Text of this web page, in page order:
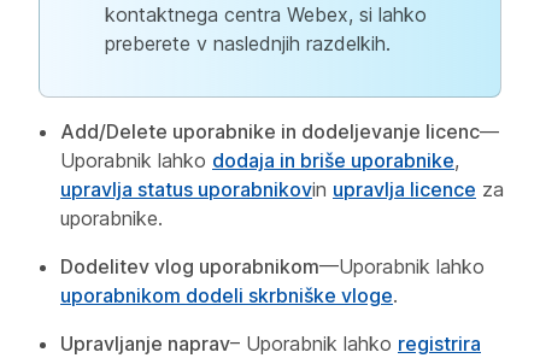
kontaktnega centra Webex, si lahko
preberete v naslednjih razdelkih.
Add/Delete uporabnike in dodeljevanje licenc—
Uporabnik lahko dodaja in briše uporabnike,
upravlja status uporabnikovin upravlja licence za
uporabnike.
Dodelitev vlog uporabnikom—Uporabnik lahko
uporabnikom dodeli skrbniške vloge.
Upravljanje naprav– Uporabnik lahko registrira